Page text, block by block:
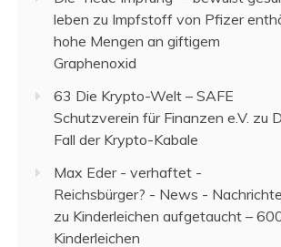
leben zu Impfstoff von Pfizer
hohe Mengen an giftigem
Graphenoxid
63 Die Krypto-Welt – SAFE
Schutzverein für Finanzen e.V. zu
Fall der Krypto-Kabale
Max Eder - verhaftet -
Reichsbürger? - News -
zu Kinderleichen aufgetaucht –
Kinderleichen